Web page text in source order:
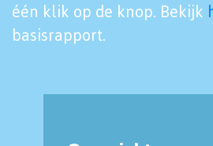
één klik op de knop. Bekijk
basisrapport.